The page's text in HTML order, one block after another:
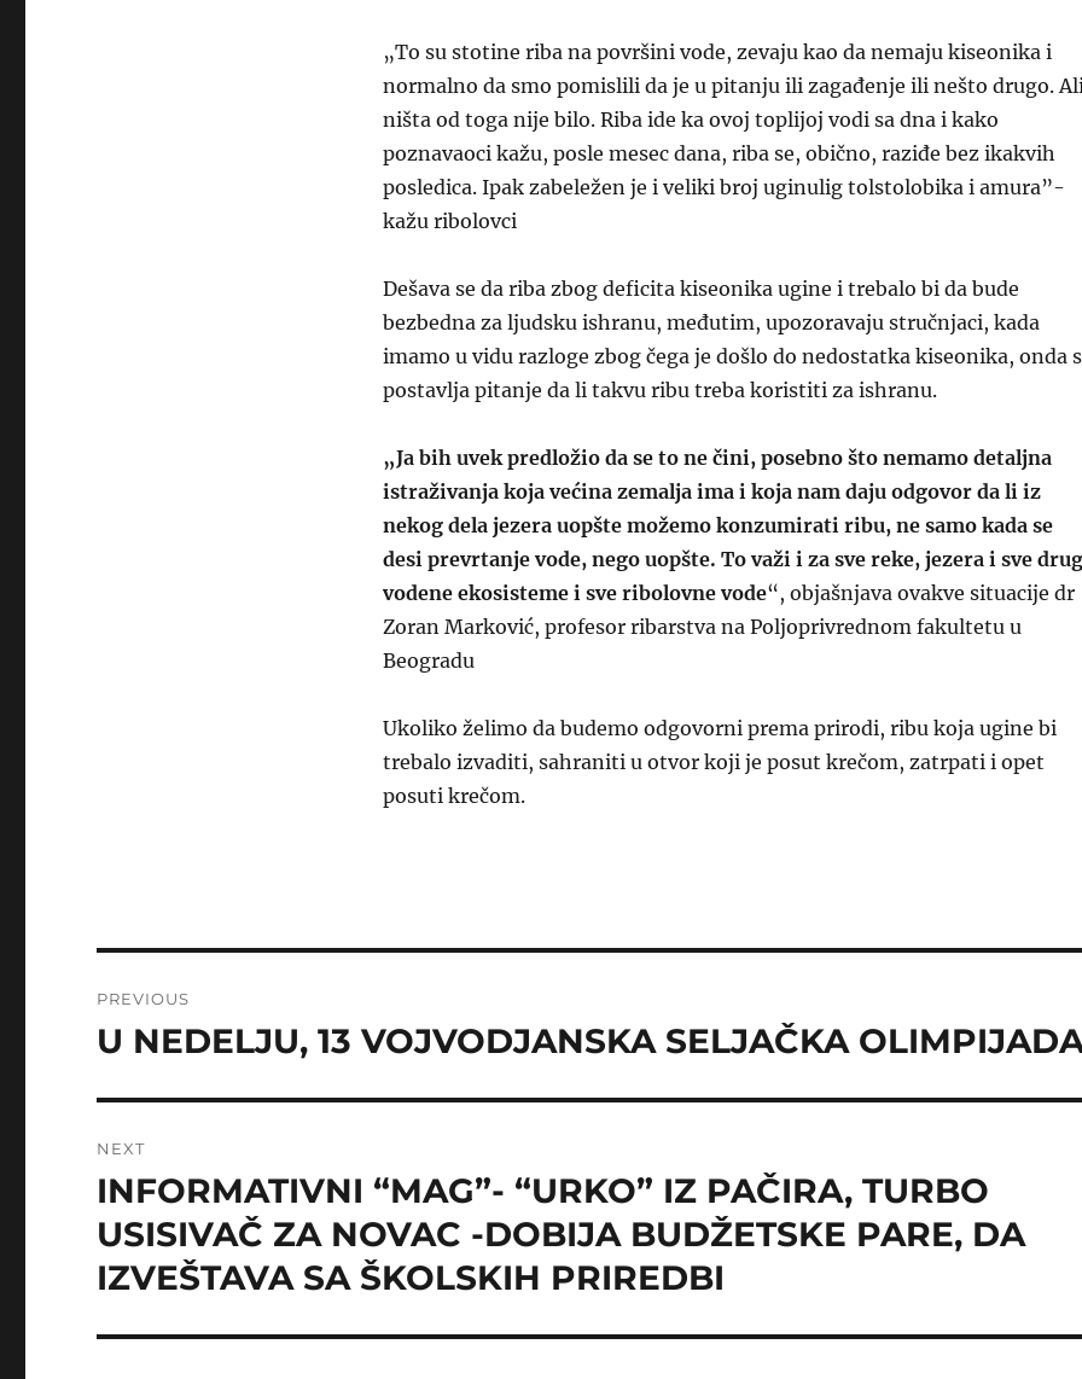
„To su stotine riba na površini vode, zevaju kao da nemaju kiseonika i
normalno da smo pomislili da je u pitanju ili zagađenje ili nešto drugo.
ništa od toga nije bilo. Riba ide ka ovoj toplijoj vodi sa dna i kako
poznavaoci kažu, posle mesec dana, riba se, obično, raziđe bez ikakvih
posledica. Ipak zabeležen je i veliki broj uginulig tolstolobika i amura”-
kažu ribolovci
Dešava se da riba zbog deficita kiseonika ugine i trebalo bi da bude
bezbedna za ljudsku ishranu, međutim, upozoravaju stručnjaci, kada
imamo u vidu razloge zbog čega je došlo do nedostatka kiseonika, onda
postavlja pitanje da li takvu ribu treba koristiti za ishranu.
„Ja bih uvek predložio da se to ne čini, posebno što nemamo detaljna
istraživanja koja većina zemalja ima i koja nam daju odgovor da li iz
nekog dela jezera uopšte možemo konzumirati ribu, ne samo kada se
desi prevrtanje vode, nego uopšte. To važi i za sve reke, jezera i sve
vodene ekosisteme i sve ribolovne vode“, objašnjava ovakve situacije dr
Zoran Marković, profesor ribarstva na Poljoprivrednom fakultetu u
Beogradu
Ukoliko želimo da budemo odgovorni prema prirodi, ribu koja ugine bi
trebalo izvaditi, sahraniti u otvor koji je posut krečom, zatrpati i opet
posuti krečom.
navigation
PREVIOUS
Previous
U NEDELJU, 13 VOJVODJANSKA SELJAČKA
NEXT
Next
post:
INFORMATIVNI “MAG”- “URKO” IZ PAČIRA, TURBO
USISIVAČ ZA NOVAC -DOBIJA BUDŽETSKE PARE, DA
IZVEŠTAVA SA ŠKOLSKIH PRIREDBI